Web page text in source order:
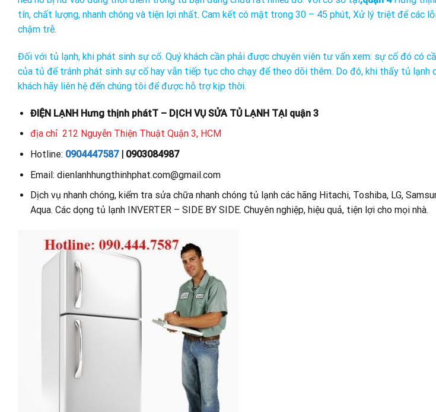
tín, chất lượng, nhanh chóng và tiện lợi nhất. Cam kết có mặt trong 30 – 45 phút, Xử lý triệt để các
chậm trễ.
Đối với tủ lạnh, khi phát sinh sự cố. Quý khách cần phải được chuyên viên tư vấn xem: sự cố đó có
của tủ để tránh phát sinh sự cố hay vẫn tiếp tục cho chạy để theo dõi thêm. Do đó, khi thấy tủ lạnh
khách hãy liên hệ đến chúng tôi để được hỗ trợ kịp thời.
ĐIỆN LẠNH Hưng thịnh phátT – DỊCH VỤ SỬA TỦ LẠNH TẠI quận 3
địa chỉ 212 Nguyễn Thiện Thuật Quận 3, HCM
Hotline: 0904447587| 0903084987
Email: dienlanhhungthinhphat.com@gmail.com
Dịch vụ nhanh chóng, kiểm tra sửa chữa nhanh chóng tủ lạnh các hãng Hitachi, Toshiba, LG,
Aqua. Các dọng tủ lạnh INVERTER – SIDE BY SIDE. Chuyên nghiệp, hiệu quả, tiện lợi cho mọi nhà.